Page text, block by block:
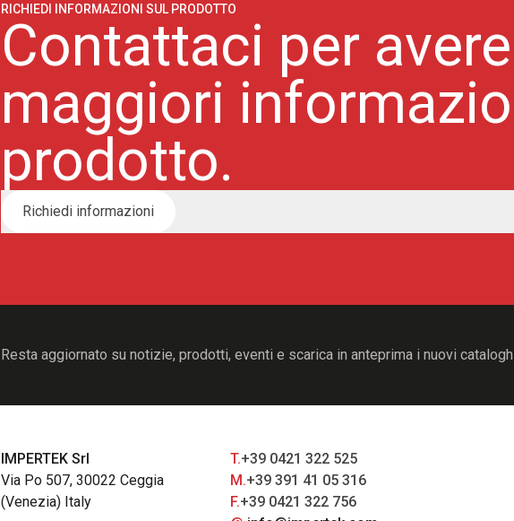
RICHIEDI INFORMAZIONI SUL PRODOTTO
Contattaci per avere
maggiori
prodotto.
Richiedi informazioni
Resta aggiornato su notizie, prodotti, eventi e scarica in anteprima i nuovi
IMPERTEK Srl
Via Po 507, 30022 Ceggia
(Venezia) Italy
T.+39 0421 322 525
M.+39 391 41 05 316
F.+39 0421 322 756